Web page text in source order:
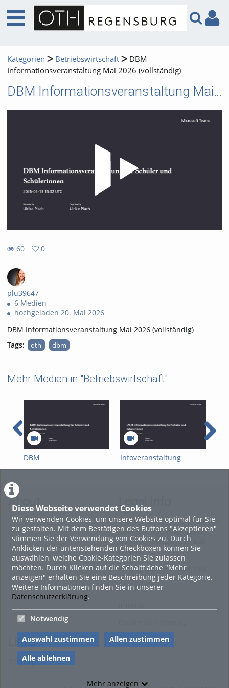
Diese Webseite verwendet Cookies
Wir verwenden Cookies, um unsere Website optimal für Sie
zu gestalten. Mit dem Bestätigen des Buttons "Akzeptieren"
stimmen Sie der Verwendung von Cookies zu. Durch
Anklicken der untenstehenden Checkboxen können Sie
auswählen, welche Cookie-Kategorien Sie zulassen
möchten. Durch Klicken auf die Schaltfläche "Mehr
anzeigen" erhalten Sie eine Beschreibung jeder Kategorie.
Weitere Informationen finden Sie in unserer
Datenschutzerklärung.
Notwendig
Auswahl zustimmen
Allen zustimmen
Alle ablehnen
Mehr anzeigen
Kategorien Betriebswirtschaft
DBM
Informationsveranstaltung Mai 2026 (vollständig)
DBM Informationsveranstaltung Mai 2026 (vollständig)
60
views
0
favorites
plu39647
6 Medien
hochgeladen 20. Mai 2026
DBM Informationsveranstaltung Mai 2026 (vollständig)
Tags:
oth dbm
Mehr Medien in "Betriebswirtschaft"
DBM
Informationsveranstaltung
Infoveranstaltung
Studiengang DBM Mai
About Legal Info
Terms and Conditions for the
Usage of this ViMP based
website (including all sub-
pages)
Privacy Statement for this
ViMP based Website incl.
Sub-pages
Links
Sitemap